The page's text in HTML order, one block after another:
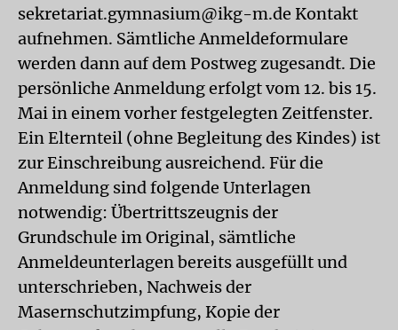
sekretariat.gymnasium@ikg-m.de Kontakt
aufnehmen. Sämtliche Anmeldeformulare
werden dann auf dem Postweg zugesandt. Die
persönliche Anmeldung erfolgt vom 12. bis 15.
Mai in einem vorher festgelegten Zeitfenster.
Ein Elternteil (ohne Begleitung des Kindes) ist
zur Einschreibung ausreichend. Für die
Anmeldung sind folgende Unterlagen
notwendig: Übertrittszeugnis der
Grundschule im Original, sämtliche
Anmeldeunterlagen bereits ausgefüllt und
unterschrieben, Nachweis der
Masernschutzimpfung, Kopie der